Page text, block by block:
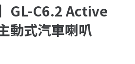
GL-C6.2 Active
動式汽車喇叭